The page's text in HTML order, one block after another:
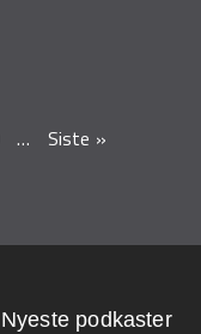
… Siste »
Nyeste podkaster